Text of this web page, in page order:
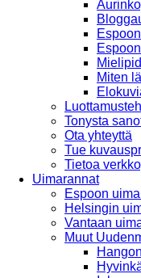
Miten
Tonysta
Ota yhteyttä
Tue
Tietoa
Uimarannat
Espoon
Helsingin
Vantaan
Muut